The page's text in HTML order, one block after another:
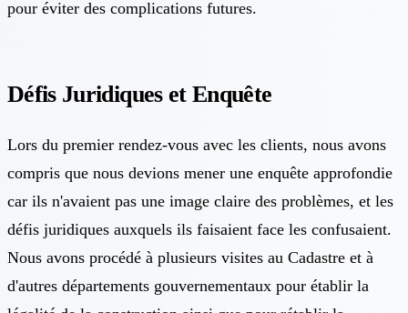
pour éviter des complications futures.
Défis Juridiques et Enquête
Lors du premier rendez-vous avec les clients, nous avons
compris que nous devions mener une enquête approfondie
car ils n'avaient pas une image claire des problèmes, et les
défis juridiques auxquels ils faisaient face les confusaient.
Nous avons procédé à plusieurs visites au Cadastre et à
d'autres départements gouvernementaux pour établir la